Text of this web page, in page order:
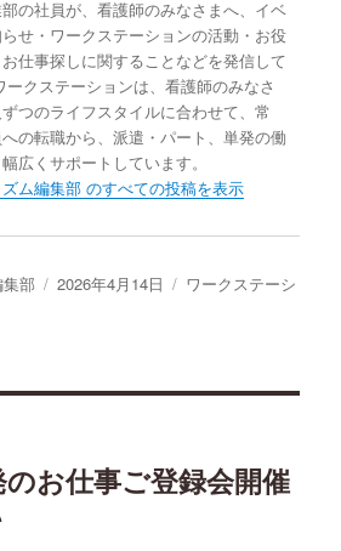
部の社員が、看護師のみなさまへ、イベ
せ・ワークステーションの活動・お役
仕事探しに関することなどを発信して
ークステーションは、看護師のみなさ
つのライフスタイルに合わせて、常
の転職から、派遣・パート、単発の働
広くサポートしています。
ム編集部 のすべての投稿を表示
部
投
2026年4月14日
カ
ワークステーシ
お仕事ご登録会開催